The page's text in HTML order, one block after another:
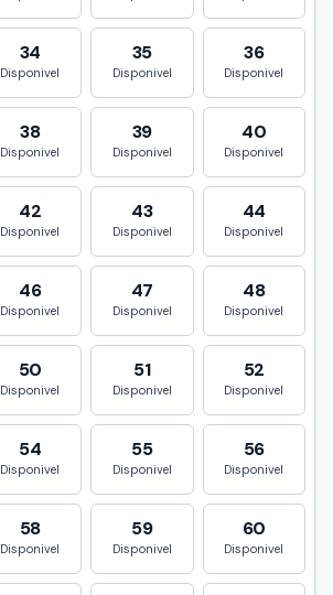
34
Disponivel
35
Disponivel
36
Disponivel
38
Disponivel
39
Disponivel
40
Disponivel
42
Disponivel
43
Disponivel
44
Disponivel
46
Disponivel
47
Disponivel
48
Disponivel
50
Disponivel
51
Disponivel
52
Disponivel
54
Disponivel
55
Disponivel
56
Disponivel
58
Disponivel
59
Disponivel
60
Disponivel